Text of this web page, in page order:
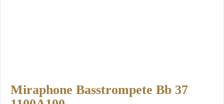
Miraphone Basstrompete Bb 37